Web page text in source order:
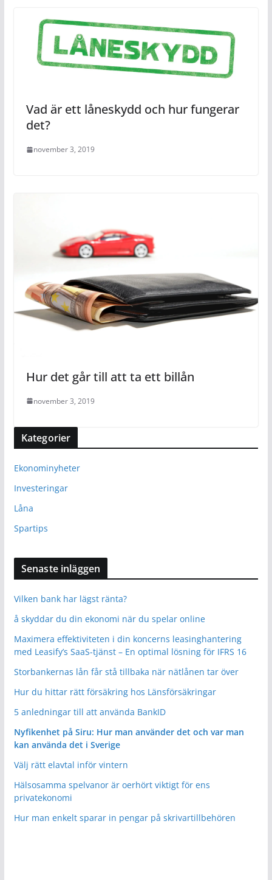
Vad är ett låneskydd och hur fungerar
det?
november 3, 2019
Hur det går till att ta ett billån
november 3, 2019
Kategorier
Ekonominyheter
Investeringar
Låna
Spartips
Senaste inläggen
Vilken bank har lägst ränta?
å skyddar du din ekonomi när du spelar online
Maximera effektiviteten i din koncerns leasinghantering
med Leasify’s SaaS-tjänst – En optimal lösning för IFRS 16
Storbankernas lån får stå tillbaka när nätlånen tar över
Hur du hittar rätt försäkring hos Länsförsäkringar
5 anledningar till att använda BankID
Nyfikenhet på Siru: Hur man använder det och var man
kan använda det i Sverige
Välj rätt elavtal inför vintern
Hälsosamma spelvanor är oerhört viktigt för ens
privatekonomi
Hur man enkelt sparar in pengar på skrivartillbehören